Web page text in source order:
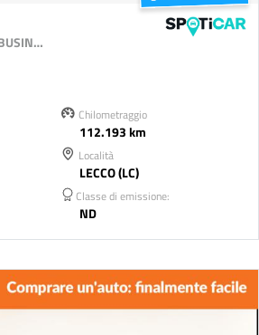
LEON ST 1.6 TDI 115CV BUSINESS DSG
Chilometraggio
112.193 km
Località
LECCO (LC)
Classe di emissione:
ND